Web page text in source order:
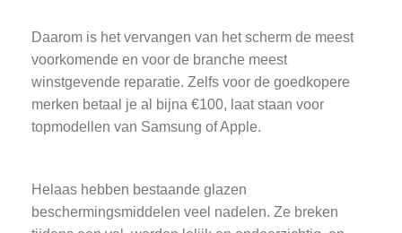
Daarom is het vervangen van het scherm de meest
voorkomende en voor de branche meest
winstgevende reparatie. Zelfs voor de goedkopere
merken betaal je al bijna €100, laat staan voor
topmodellen van Samsung of Apple.
Helaas hebben bestaande glazen
beschermingsmiddelen veel nadelen. Ze breken